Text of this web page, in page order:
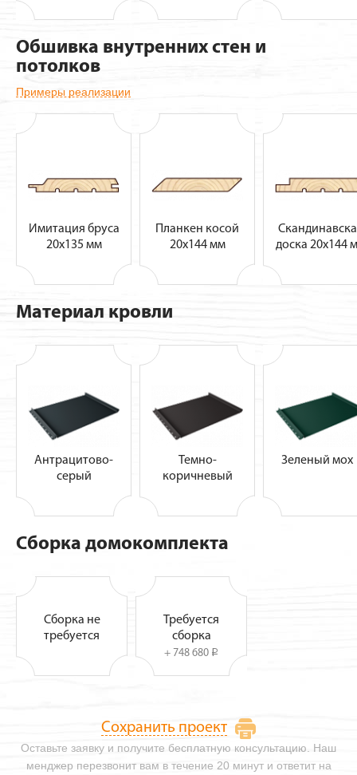
Обшивка внутренних стен и
потолков
Примеры реализации
Имитация бруса
20х135 мм
Планкен косой
20х144 мм
доска 20х144
Материал кровли
Антрацитово-
серый
Темно-
коричневый
Зеленый
Сборка домокомплекта
Сборка не
требуется
Требуется
сборка
+ 748 680 i
Оставьте заявку и получите бесплатную консультацию. Наш
менджер перезвонит вам в течение 20 минут и ответит на
Сохранить проект